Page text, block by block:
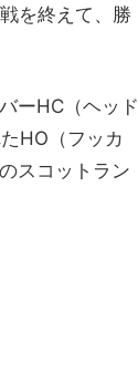
を終えて、勝
ーHC（ヘッド
HO（フッカ
スコットラン